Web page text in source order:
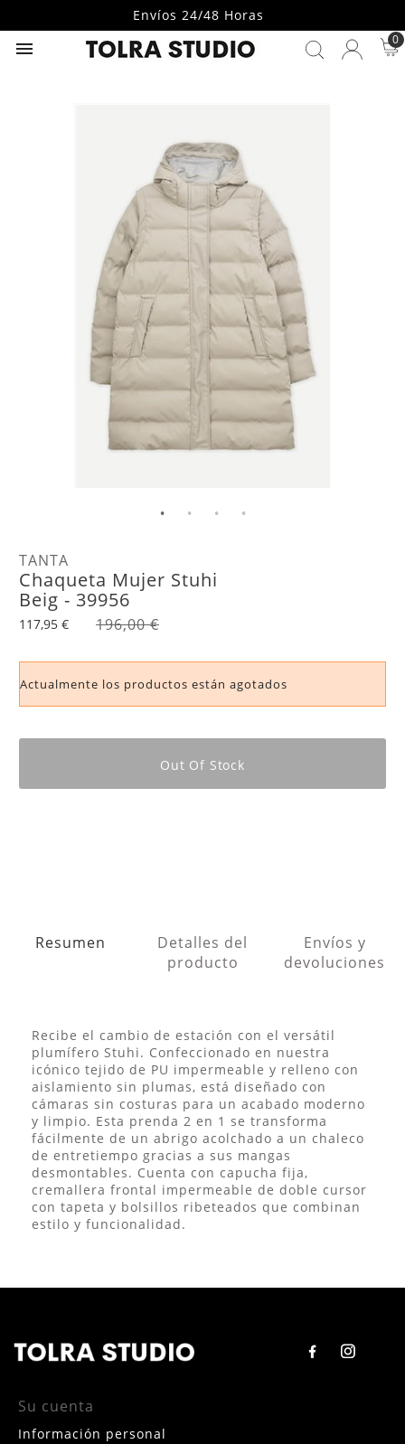
Envíos 24/48 Horas
 0
TANTA
Chaqueta Mujer Stuhi
Beig - 39956
117,95 € 196,00 €
Actualmente los productos están agotados
Out Of Stock
Resumen
Detalles del
producto
Envíos y
devoluciones
Recibe el cambio de estación con el versátil
plumífero Stuhi. Confeccionado en nuestra
icónico tejido de PU impermeable y relleno con
aislamiento sin plumas, está diseñado con
cámaras sin costuras para un acabado moderno
y limpio. Esta prenda 2 en 1 se transforma
fácilmente de un abrigo acolchado a un chaleco
de entretiempo gracias a sus mangas
desmontables. Cuenta con capucha fija,
cremallera frontal impermeable de doble cursor
con tapeta y bolsillos ribeteados que combinan
estilo y funcionalidad.
Su cuenta
Información personal